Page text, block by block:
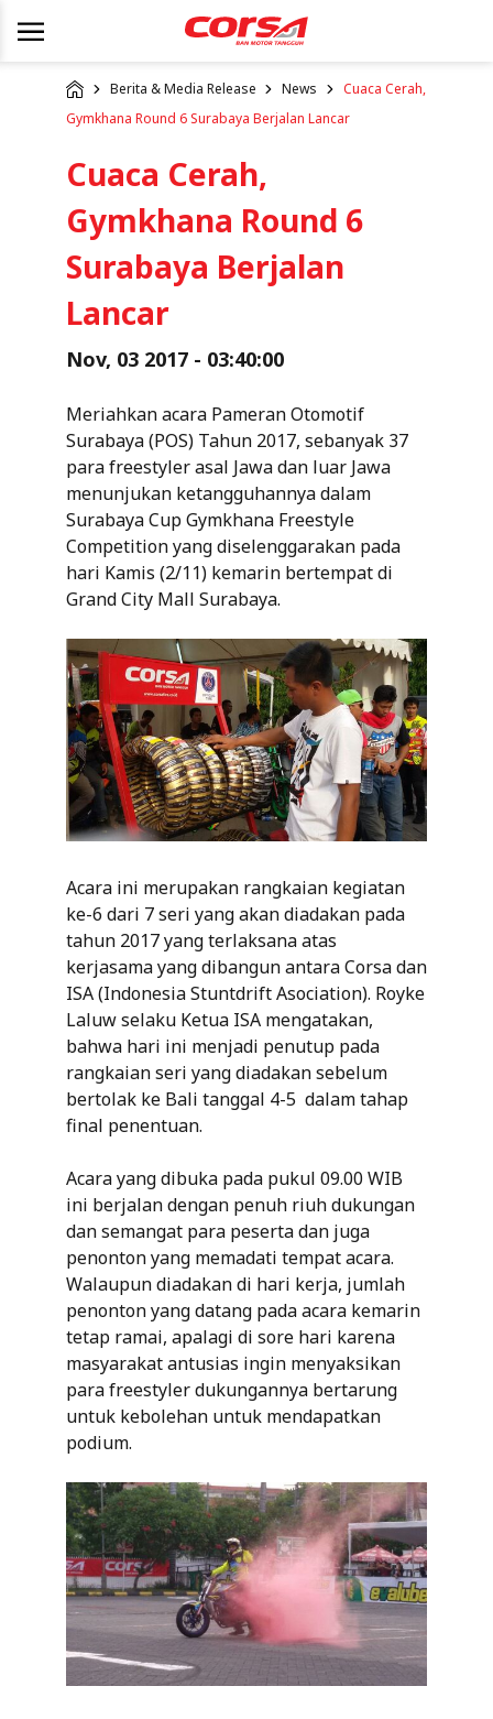
Berita & Media Release News
Cuaca Cerah,
Gymkhana Round 6 Surabaya Berjalan Lancar
Cuaca Cerah,
Gymkhana Round 6
Surabaya Berjalan
Lancar
Nov, 03 2017 - 03:40:00
Meriahkan acara Pameran Otomotif
Surabaya (POS) Tahun 2017, sebanyak 37
para freestyler asal Jawa dan luar Jawa
menunjukan ketangguhannya dalam
Surabaya Cup Gymkhana Freestyle
Competition yang diselenggarakan pada
hari Kamis (2/11) kemarin bertempat di
Grand City Mall Surabaya.
Acara ini merupakan rangkaian kegiatan
ke-6 dari 7 seri yang akan diadakan pada
tahun 2017 yang terlaksana atas
kerjasama yang dibangun antara Corsa dan
ISA (Indonesia Stuntdrift Asociation). Royke
Laluw selaku Ketua ISA mengatakan,
bahwa hari ini menjadi penutup pada
rangkaian seri yang diadakan sebelum
bertolak ke Bali tanggal 4-5 dalam tahap
final penentuan.
Acara yang dibuka pada pukul 09.00 WIB
ini berjalan dengan penuh riuh dukungan
dan semangat para peserta dan juga
penonton yang memadati tempat acara.
Walaupun diadakan di hari kerja, jumlah
penonton yang datang pada acara kemarin
tetap ramai, apalagi di sore hari karena
masyarakat antusias ingin menyaksikan
para freestyler dukungannya bertarung
untuk kebolehan untuk mendapatkan
podium.